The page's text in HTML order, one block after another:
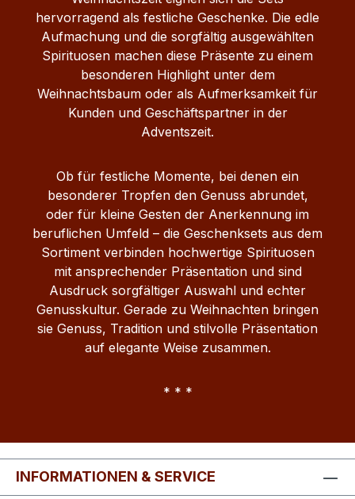
hervorragend als festliche Geschenke. Die edle
Aufmachung und die sorgfältig ausgewählten
Spirituosen machen diese Präsente zu einem
besonderen Highlight unter dem
Weihnachtsbaum oder als Aufmerksamkeit für
Kunden und Geschäftspartner in der
Adventszeit.
Ob für festliche Momente, bei denen ein
besonderer Tropfen den Genuss abrundet,
oder für kleine Gesten der Anerkennung im
beruflichen Umfeld – die Geschenksets aus dem
Sortiment verbinden hochwertige Spirituosen
mit ansprechender Präsentation und sind
Ausdruck sorgfältiger Auswahl und echter
Genusskultur. Gerade zu Weihnachten bringen
sie Genuss, Tradition und stilvolle Präsentation
auf elegante Weise zusammen.
* * *
INFORMATIONEN & SERVICE